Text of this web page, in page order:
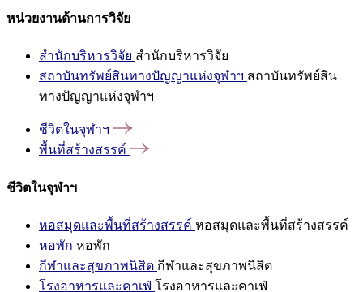
หน่วยงานด้านการวิจัย
สำนักบริหารวิจัย สำนักบริหารวิจัย
สถาบันทรัพย์สินทางปัญญาแห่งจุฬาฯ สถาบันทรัพย์สิน
ทางปัญญาแห่งจุฬาฯ
ชีวิตในจุฬาฯ
พื้นที่สร้างสรรค์
ชีวิตในจุฬาฯ
หอสมุดและพื้นที่สร้างสรรค์ หอสมุดและพื้นที่สร้างสรรค์
หอพัก หอพัก
กีฬาและสุขภาพนิสิต กีฬาและสุขภาพนิสิต
โรงอาหารและคาเฟ่ โรงอาหารและคาเฟ่